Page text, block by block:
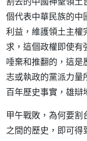
個代表中華民族的中
利益，維護領土主權
求，這個政權即使有
唾棄和推翻的，這是
志或執政的黨派力量
百年歷史事實，雄辯
甲午戰敗，為何要
之間的歷史，即可得